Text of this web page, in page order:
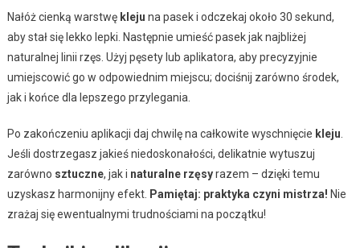
Nałóż cienką warstwę kleju na pasek i odczekaj około 30 sekund,
aby stał się lekko lepki. Następnie umieść pasek jak najbliżej
naturalnej linii rzęs. Użyj pęsety lub aplikatora, aby precyzyjnie
umiejscowić go w odpowiednim miejscu; dociśnij zarówno środek,
jak i końce dla lepszego przylegania.
Po zakończeniu aplikacji daj chwilę na całkowite wyschnięcie kleju
Jeśli dostrzegasz jakieś niedoskonałości, delikatnie wytuszuj
zarówno sztuczne, jak i naturalne rzęsyrazem – dzięki temu
uzyskasz harmonijny efekt. Pamiętaj: praktyka czyni mistrza! Nie
zrażaj się ewentualnymi trudnościami na początku!